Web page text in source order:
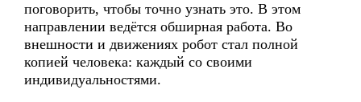
поговорить, чтобы точно узнать это. В этом
направлении ведётся обширная работа. Во
внешности и движениях робот стал полной
копией человека: каждый со своими
индивидуальностями.